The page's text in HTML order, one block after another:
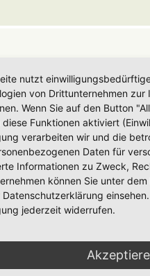
Pflanze einzeln einzugehen. Das
es immer gut wenn man auf
im Hortus-Netzwerk.
nutzt
von Drittunternehmen
Wenn Sie auf den Button
Funktionen aktiviert
verarbeiten wir und die
Daten für
Informationen zu Zweck,
können Sie unter
Datenschutzerklärung
jederzeit widerrufen.